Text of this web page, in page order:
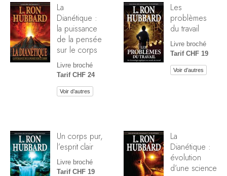
La
Dianétique :
la puissance
de la pensée
sur le corps
Livre broché
Tarif CHF 24
Voir d’autres
Les
problèmes
du travail
Livre broché
Tarif CHF 19
Voir d’autres
Un corps pur,
l’esprit clair
Livre broché
Tarif CHF 19
La
Dianétique :
évolution
d’une science